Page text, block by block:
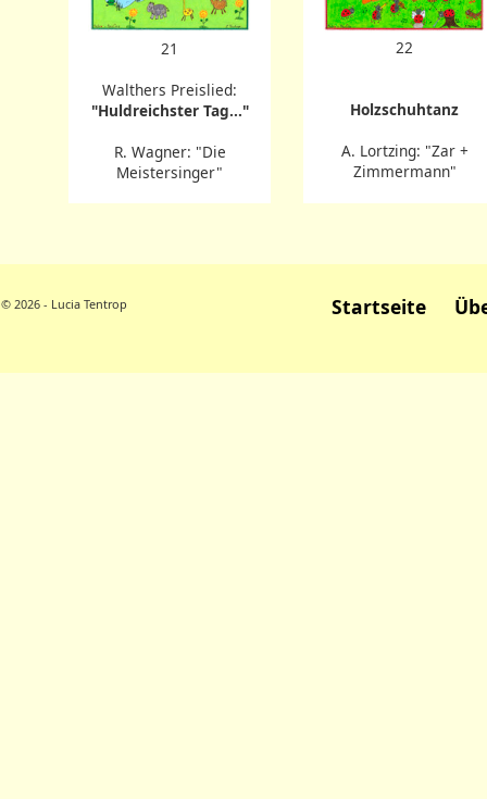
21
Walthers Preislied:
"Huldreichster Tag..."
R. Wagner: "Die
Meistersinger"
22
Holzschuhtanz
A. Lortzing: "Zar +
Zimmermann"
© 2026 - Lucia Tentrop Startseite